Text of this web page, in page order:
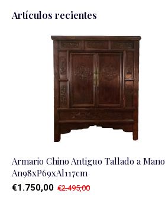
Artículos recientes
Armario Chino Antiguo Tallado a Mano
An98xP69xAl117cm
€1.750,00 €2.495,00